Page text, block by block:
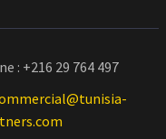
: +216 29 764 497